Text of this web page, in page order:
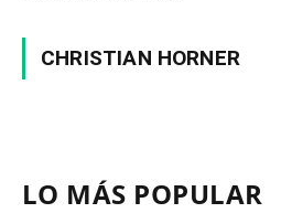
CHRISTIAN HORNER
LO MÁS POPULAR